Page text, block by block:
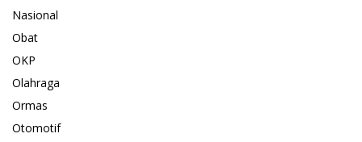
Nasional
Obat
OKP
Olahraga
Ormas
Otomotif